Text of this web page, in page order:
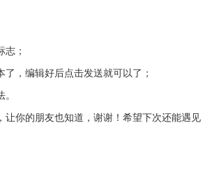
；
，编辑好后点击发送就可以了；
你的朋友也知道，谢谢！希望下次还能遇见